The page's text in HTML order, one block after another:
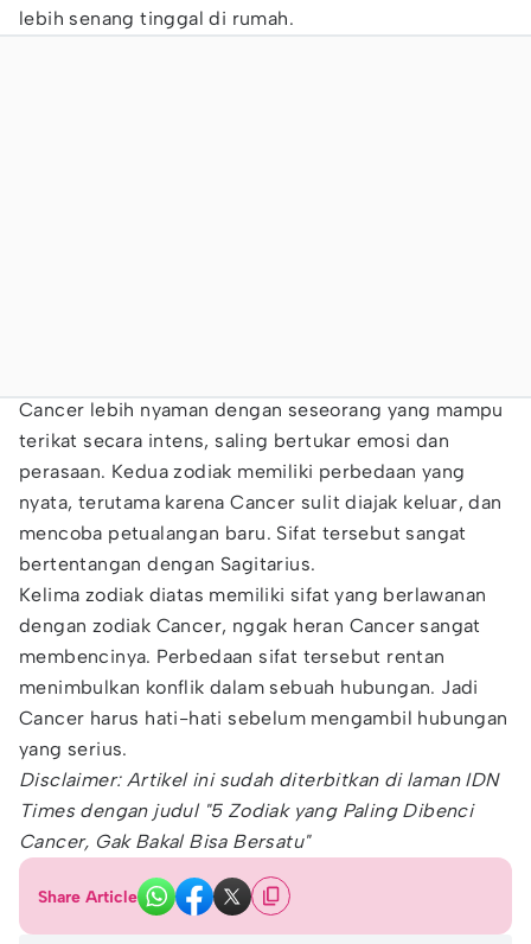
lebih senang tinggal di rumah.
Cancer lebih nyaman dengan seseorang yang mampu
terikat secara intens, saling bertukar emosi dan
perasaan. Kedua zodiak memiliki perbedaan yang
nyata, terutama karena Cancer sulit diajak keluar, dan
mencoba petualangan baru. Sifat tersebut sangat
bertentangan dengan Sagitarius.
Kelima zodiak diatas memiliki sifat yang berlawanan
dengan zodiak Cancer, nggak heran Cancer sangat
membencinya. Perbedaan sifat tersebut rentan
menimbulkan konflik dalam sebuah hubungan. Jadi
Cancer harus hati-hati sebelum mengambil hubungan
yang serius.
Disclaimer: Artikel ini sudah diterbitkan di laman IDN
Times dengan judul "5 Zodiak yang Paling Dibenci
Cancer, Gak Bakal Bisa Bersatu"
Share Article